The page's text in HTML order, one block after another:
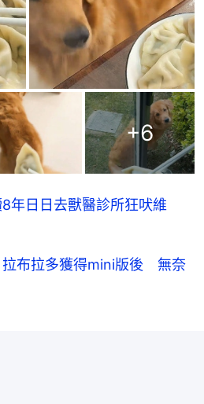
+6
年日日去獸醫診所狂吠維
拉布拉多獲得mini版後 無奈